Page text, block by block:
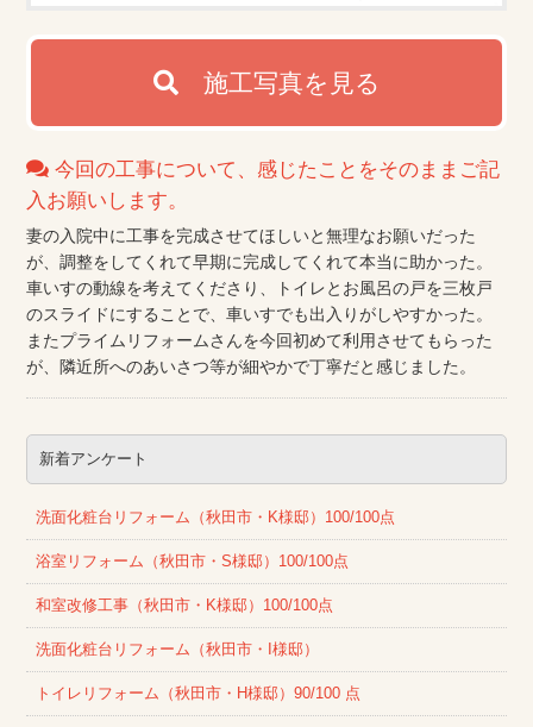
施工写真を見る
今回の工事について、感じたことをそのままご記
入お願いします。
妻の入院中に工事を完成させてほしいと無理なお願いだった
が、調整をしてくれて早期に完成してくれて本当に助かった。
車いすの動線を考えてくださり、トイレとお風呂の戸を三枚戸
のスライドにすることで、車いすでも出入りがしやすかった。
またプライムリフォームさんを今回初めて利用させてもらった
が、隣近所へのあいさつ等が細やかで丁寧だと感じました。
新着アンケート
洗面化粧台リフォーム（秋田市・K様邸）100/100点
浴室リフォーム（秋田市・S様邸）100/100点
和室改修工事（秋田市・K様邸）100/100点
洗面化粧台リフォーム（秋田市・I様邸）
トイレリフォーム（秋田市・H様邸）90/100 点